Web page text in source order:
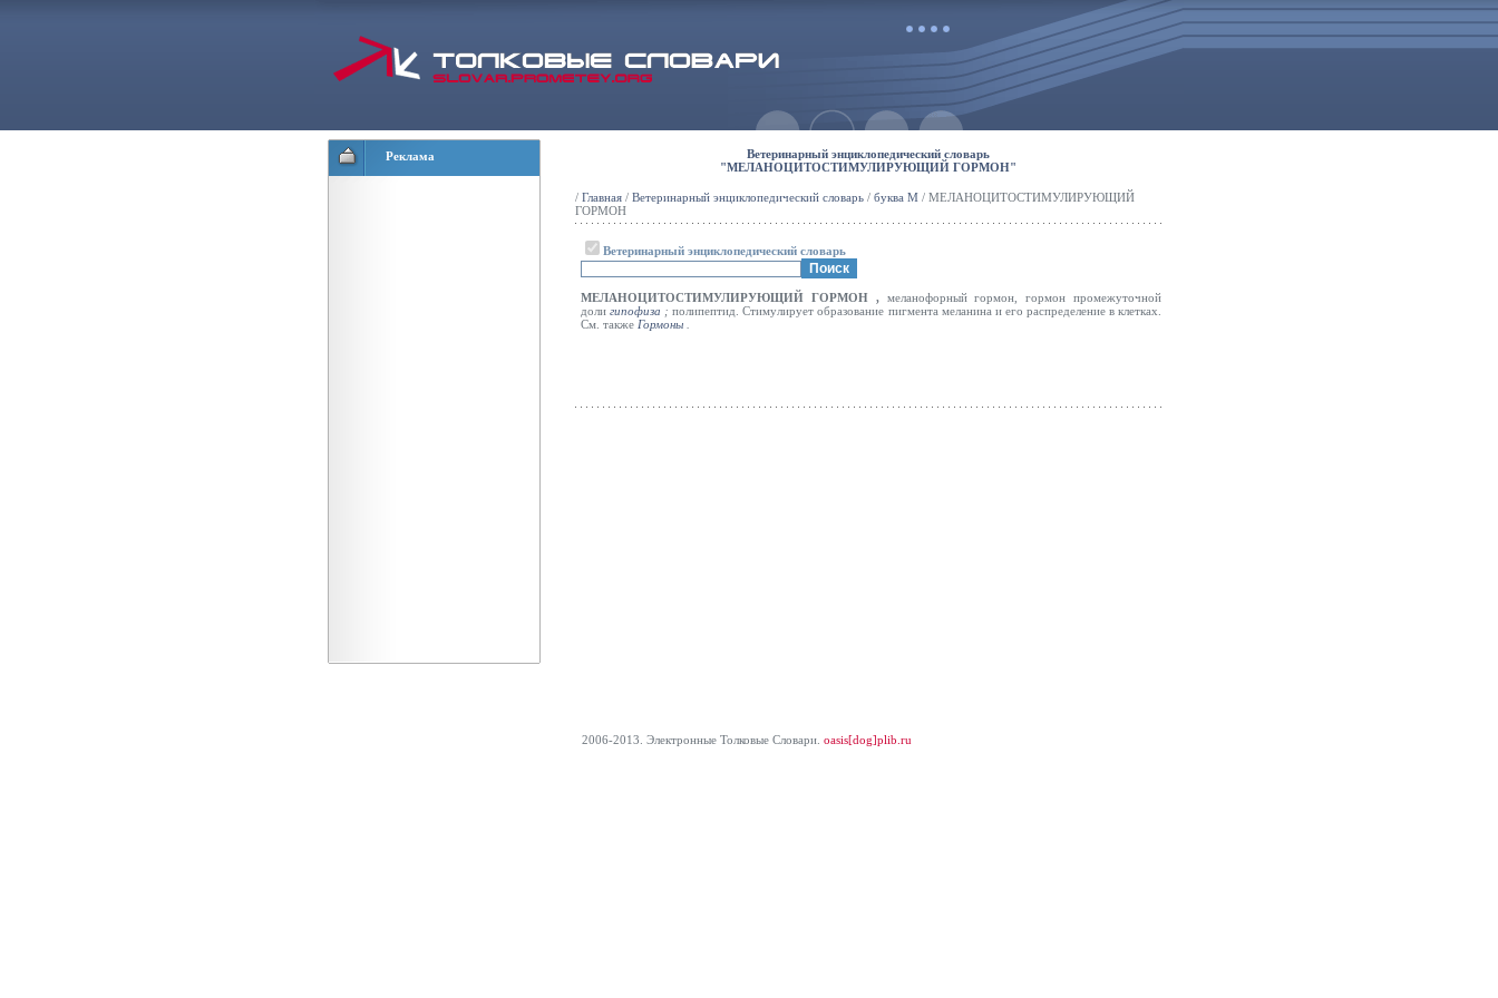
Реклама
Ветеринарный энциклопедический словарь
"МЕЛАНОЦИТОСТИМУЛИРУЮЩИЙ ГОРМОН"
/ Главная / Ветеринарный энциклопедический словарь / буква М / МЕЛАНОЦИТОСТИМУЛИРУЮЩИЙ
ГОРМОН
Ветеринарный энциклопедический словарь
МЕЛАНОЦИТОСТИМУЛИРУЮЩИЙ ГОРМОН , меланофорный гормон, гормон промежуточной
долигипофиза ;полипептид. Стимулирует образование пигмента меланина и его распределение в клетках.
См. также Гормоны
2006-2013. Электронные Толковые Cловари. oasis[dog]plib.ru